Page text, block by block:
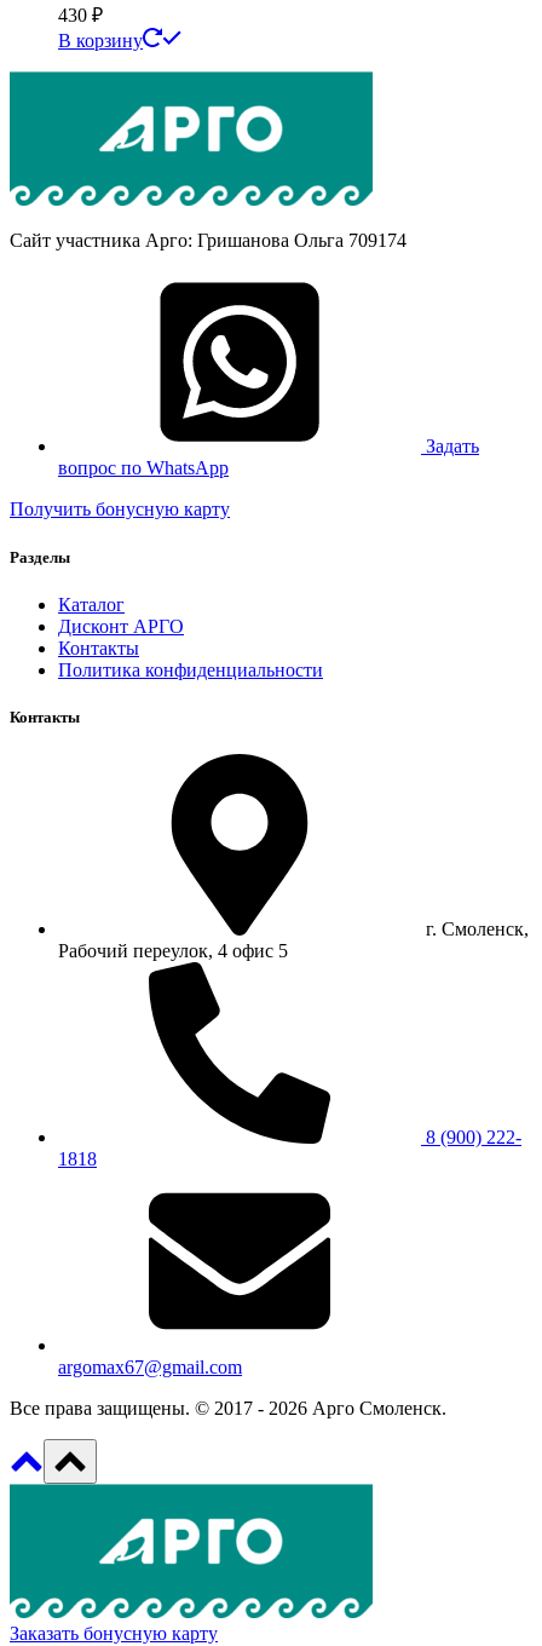
430 ₽
В корзину
Сайт участника Арго: Гришанова Ольга 709174
Задать
вопрос по WhatsApp
Получить бонусную карту
Разделы
Каталог
Дисконт АРГО
Контакты
Политика конфиденциальности
Контакты
г. Смоленск,
Рабочий переулок, 4 офис 5
8 (900) 222-
1818
argomax67@gmail.com
Все права защищены. © 2017 - 2026 Арго Смоленск.
Заказать бонусную карту